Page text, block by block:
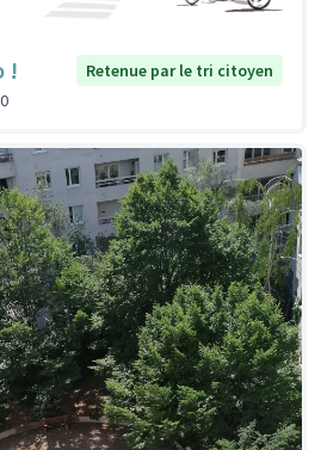
!
Retenue par le tri citoyen